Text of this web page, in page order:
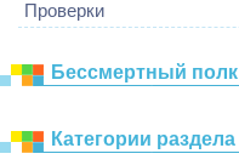
Проверки
Бессмертный полк
Категории раздела